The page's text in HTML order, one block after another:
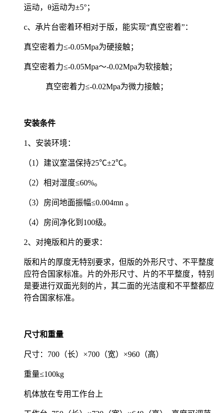
运动，θ运动为±5°；
c、承片台密着环相对于版，能实现“真空密着”：
真空密着力≤-0.05Mpa为硬接触；
真空密着力≤-0.05Mpa～-0.02Mpa为软接触；
真空密着力≤-0.02Mpa为微力接触；
安装条件
1、安装环境：
（1）建议室温保持25℃±2℃。
（2）相对湿度≤60%。
（3）房间地面振幅≤0.004mn 。
（4）房间净化到100级。
2、对掩版和片的要求：
版和片的厚度无特别要求，但版的外形尺寸、不平整度
应符合国家标准。片的外形尺寸、片的不平整度，特别
是要进行双面光刻的片，其二面的光洁度和不平整都应
符合国家标准。
尺寸和重量
尺寸：700（长）×700（宽）×960（高）
重量≤100kg
机体放在专用工作台上